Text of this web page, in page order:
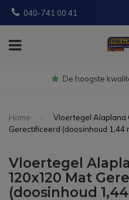
040-741 00 41
Gratis
Home
Vloertegel Alaplana
Gerectificeerd (doosinhoud 1,44
Vloertegel
120x120 Mat
(doosinhoud